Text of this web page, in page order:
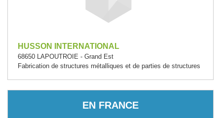
HUSSON INTERNATIONAL
68650 LAPOUTROIE - Grand Est
Fabrication de structures métalliques et de parties de structures
EN FRANCE